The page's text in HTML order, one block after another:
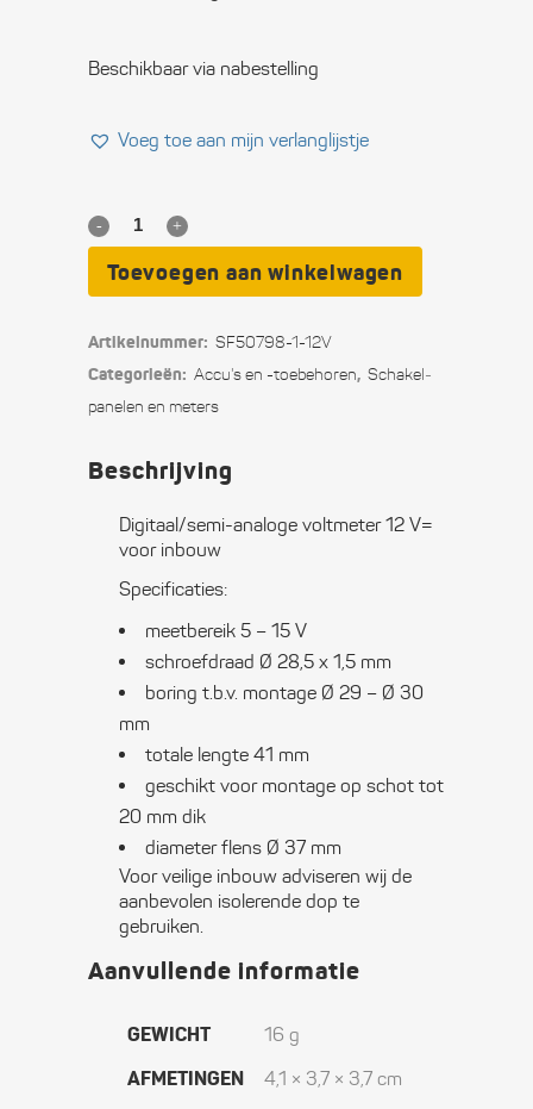
Beschikbaar via nabestelling
Voeg toe aan mijn verlanglijstje
Digitaal/semi-
analoge
12
V=
Toevoegen aan winkelwagen
Artikelnummer: SF50798-1-12V
Categorieën: Accu's en -toebehoren, Schakel­­
panelen en meters
Beschrijving
Digitaal/semi-analoge voltmeter 12 V=
voor inbouw
Specificaties:
meetbereik 5 – 15 V
schroefdraad Ø 28,5 x 1,5 mm
boring t.b.v. montage Ø 29 – Ø 30
mm
totale lengte 41 mm
geschikt voor montage op schot tot
20 mm dik
diameter flens Ø 37 mm
Voor veilige inbouw adviseren wij de
aanbevolen isolerende dop te
gebruiken.
Aanvullende informatie
GEWICHT 16 g
AFMETINGEN 4,1 × 3,7 × 3,7 cm